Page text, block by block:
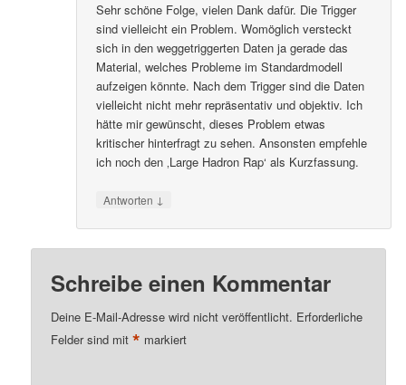
Sehr schöne Folge, vielen Dank dafür. Die Trigger
sind vielleicht ein Problem. Womöglich versteckt
sich in den weggetriggerten Daten ja gerade das
Material, welches Probleme im Standardmodell
aufzeigen könnte. Nach dem Trigger sind die Daten
vielleicht nicht mehr repräsentativ und objektiv. Ich
hätte mir gewünscht, dieses Problem etwas
kritischer hinterfragt zu sehen. Ansonsten empfehle
ich noch den ‚Large Hadron Rap‘ als Kurzfassung.
Antworten ↓
Schreibe einen Kommentar
Deine E-Mail-Adresse wird nicht veröffentlicht. Erforderliche
Felder sind mit* markiert